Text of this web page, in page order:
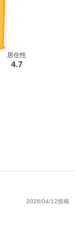
居住性
4.7
2026/04/12投稿